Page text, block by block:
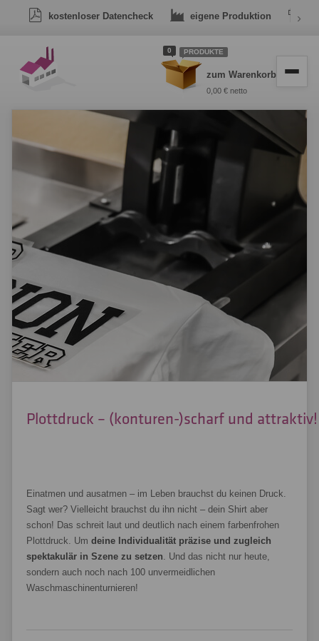
kostenloser Datencheck eigene Produktion ›
0 PRODUKTE
zum Warenkorb
0,00 € netto
Plottdruck – (konturen-)scharf und attraktiv!
Einatmen und ausatmen – im Leben brauchst du keinen Druck.
Sagt wer? Vielleicht brauchst du ihn nicht – dein Shirt aber
schon! Das schreit laut und deutlich nach einem farbenfrohen
Plottdruck. Um deine Individualität präzise und zugleich
spektakulär in Szene zu setzen. Und das nicht nur heute,
sondern auch noch nach 100 unvermeidlichen
Waschmaschinenturnieren!